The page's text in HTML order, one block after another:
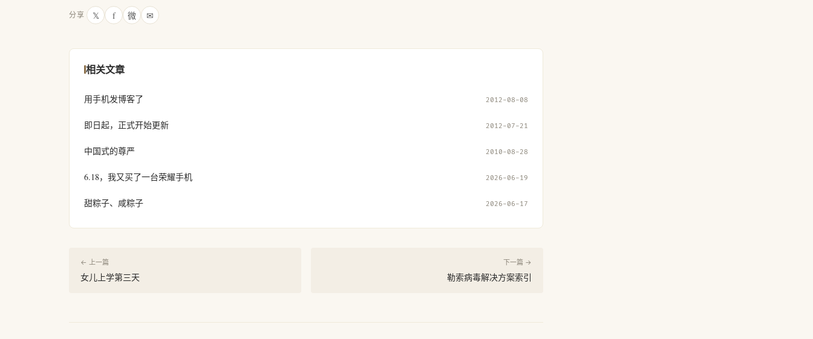
分享 𝕏 f 微 ✉
相关文章
用手机发博客了 2012-08-08
即日起，正式开始更新 2012-07-21
中国式的尊严 2010-08-28
6.18，我又买了一台荣耀手机 2026-06-19
甜粽子、咸粽子 2026-06-17
← 上一篇
女儿上学第三天
下一篇 →
勒索病毒解决方案索引